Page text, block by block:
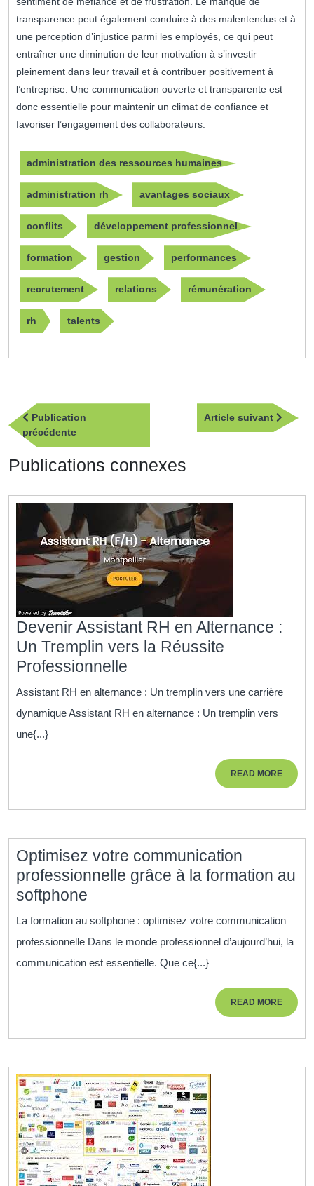
transparence peut également conduire à des malentendus et à
une perception d’injustice parmi les employés, ce qui peut
entraîner une diminution de leur motivation à s’investir
pleinement dans leur travail et à contribuer positivement à
l’entreprise. Une communication ouverte et transparente est
donc essentielle pour maintenir un climat de confiance et
favoriser l’engagement des collaborateurs.
administration des ressources humaines
administration rh avantages sociaux
conflits développement professionnel
formation gestion performances
recrutement relations rémunération
rh talents
Navigation
de
l’article
Publication
précédentePublication
précédente
Article suivant
Article
Publications connexes
Devenir Assistant RH en Alternance :
Un Tremplin vers la Réussite
Professionnelle
Assistant
RH
la
Réussite
Professionnelle
Assistant RH en alternance : Un tremplin vers une carrière
dynamique Assistant RH en alternance : Un tremplin vers
une{...}
READ MOREREAD
MORE
Optimisez votre communication
professionnelle grâce à la formation au
softphone
votre
communication
professionnelle
grâce
softphone
La formation au softphone : optimisez votre communication
professionnelle Dans le monde professionnel d’aujourd’hui, la
communication est essentielle. Que ce{...}
READ MOREREAD
MORE